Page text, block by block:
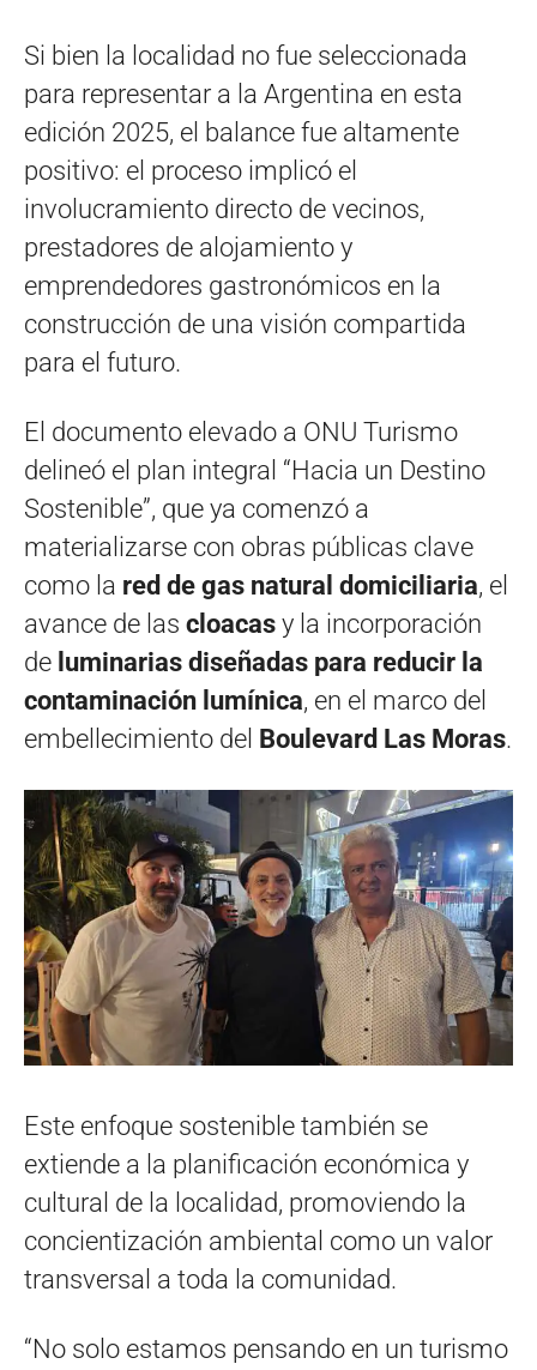
Si bien la localidad no fue seleccionada
para representar a la Argentina en esta
edición 2025, el balance fue altamente
positivo: el proceso implicó el
involucramiento directo de vecinos,
prestadores de alojamiento y
emprendedores gastronómicos en la
construcción de una visión compartida
para el futuro.
El documento elevado a ONU Turismo
delineó el plan integral “Hacia un Destino
Sostenible”, que ya comenzó a
materializarse con obras públicas clave
como la red de gas natural domiciliaria, el
avance de las cloacas y la incorporación
de luminarias diseñadas para reducir la
contaminación lumínica, en el marco del
embellecimiento del Boulevard Las Moras.
Este enfoque sostenible también se
extiende a la planificación económica y
cultural de la localidad, promoviendo la
concientización ambiental como un valor
transversal a toda la comunidad.
“No solo estamos pensando en un turismo